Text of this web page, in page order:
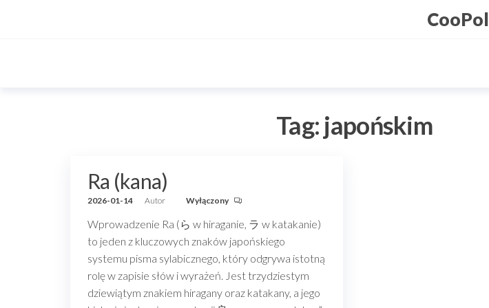
CooPol
Tag: japońskim
Ra (kana)
2026-01-14 Autor Wyłączony
Wprowadzenie Ra (ら w hiraganie, ラ w katakanie)
to jeden z kluczowych znaków japońskiego
systemu pisma sylabicznego, który odgrywa istotną
rolę w zapisie słów i wyrażeń. Jest trzydziestym
dziewiątym znakiem hiragany oraz katakany, a jego